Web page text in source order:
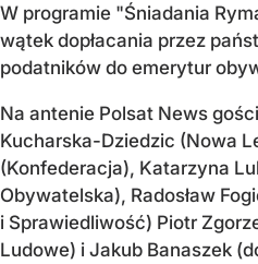
W programie "Śniadania
wątek dopłacania przez
podatników do emerytur
Na antenie Polsat News
Kucharska-Dziedzic (Nowa
(Konfederacja), Katarzyna
Obywatelska), Radosław
i Sprawiedliwość) Piotr
Ludowe) i Jakub Banaszek